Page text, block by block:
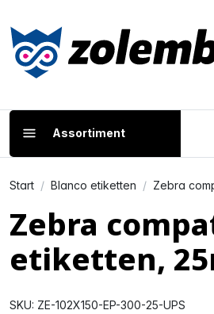
Assortiment
Start Blanco etiketten Zebra
Zebra
etiketten,
SKU: ZE-102X150-EP-300-25-UPS